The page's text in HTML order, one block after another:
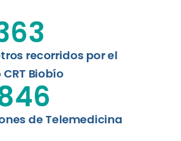
más
recorridos por el
Biobío
de Telemedicina